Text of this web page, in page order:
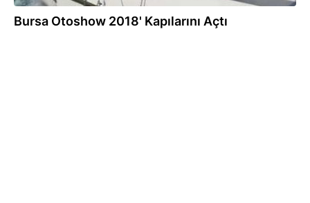
Bursa Otoshow 2018' Kapılarını Açtı